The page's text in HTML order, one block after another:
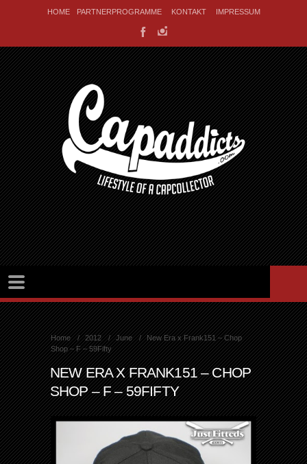
HOME PARTNERPROGRAMME KONTAKT IMPRESSUM
Home 2012 June
New Era x Frank151 – Chop
Shop – F – 59Fifty
NEW ERA X FRANK151 – CHOP
SHOP – F – 59FIFTY